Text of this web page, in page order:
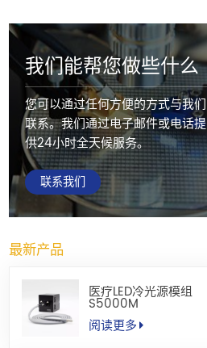
我们能帮您做些什么
您可以通过任何方便的方式与我们
联系。我们通过电子邮件或电话提
供24小时全天候服务。
联系我们
最新产品
医疗LED冷光源模组
S5000M
阅读更多